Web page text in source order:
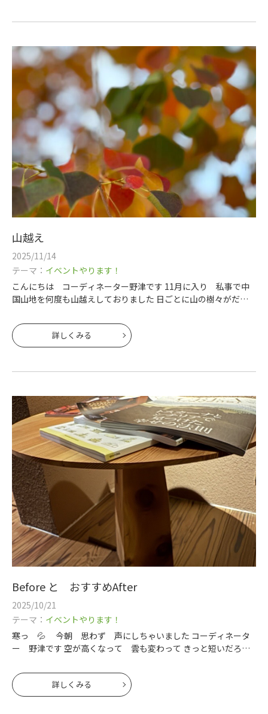
山越え
2025/11/14
テーマ： イベントやります！
こんにちは コーディネーター野津です 11月に入り 私事で中
国山地を何度も山越えしておりました 日ごとに山の樹々がだん
ドライブもおススメですよ
詳しくみる
Before と おすすめAfter
2025/10/21
テーマ： イベントやります！
寒っ 💦 今朝 思わず 声にしちゃいました コーディネータ
ー 野津です 空が高くなって 雲も変わって きっと短いだろ
体中の現場へGO 🚙
詳しくみる